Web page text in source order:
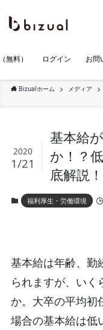
無料） ログイン お問
Bizualホーム メディア
基本給
か！？
底解説！
2020
1/21
福利厚生・労働環境
基本給は年齢、勤
られますが、いく
か。大卒の平均初
場合の基本給は低